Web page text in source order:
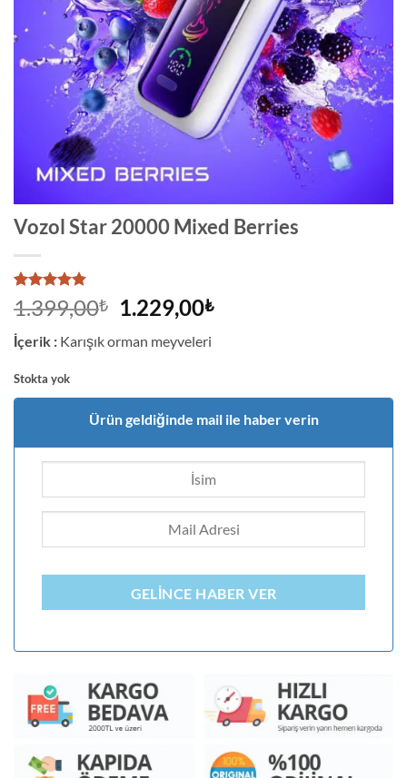
Vozol Star 20000 Mixed Berries
5
müşteri
puanına
5
4.8 puan
aldı
1.399,00₺
Orijinal
1.399,00₺.
1.229,00₺Şu
İçerik : Karışık orman meyveleri
Stokta yok
Ürün geldiğinde mail ile haber verin
GELINCE HABER VER